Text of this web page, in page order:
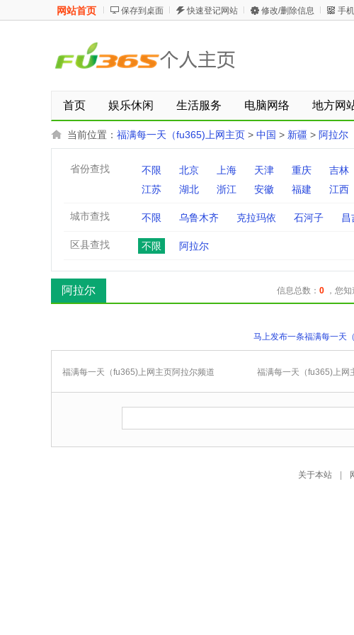
网站首页 保存到桌面 快速登记网站 修改/删除信息 手
首页 娱乐休闲 生活服务 电脑网络 地方网
当前位置： 福满每一天（fu365)上网主页 > 中国 > 新疆 > 阿拉尔
省份查找 不限 北京 上海 天津 重庆 吉林
江苏
湖北 浙江 安徽 福建 江西
城市查找 不限 乌鲁木齐 克拉玛依 石河子 昌
区县查找 不限 阿拉尔
阿拉尔 信息总数： 0，您知
马上发布一条福满每一天
福满每一天（fu365)上网主页阿拉尔频道 福满每一天（fu365)上网
关于本站